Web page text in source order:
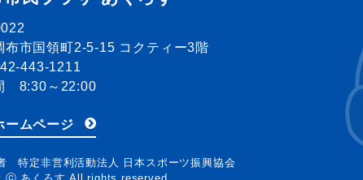
布市国領町2-5-15 コクティー3階
443-1211
8:30～22:00
ームページ
特定非営利活動法人 日本スポーツ振興協会